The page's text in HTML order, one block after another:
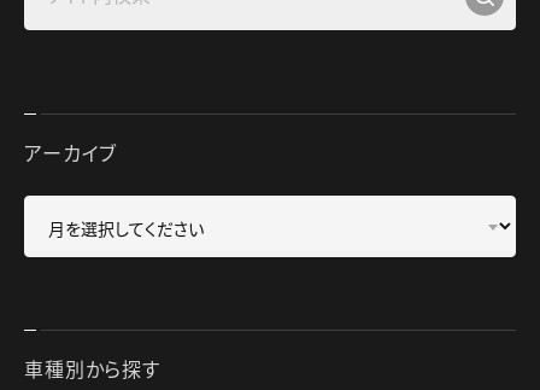
アーカイブ
車種別から探す